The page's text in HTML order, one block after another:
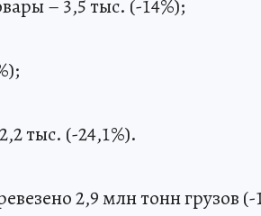
– 3,5 тыс. (-14%);
тыс. (-24,1%).
2,9 млн тонн грузов (-